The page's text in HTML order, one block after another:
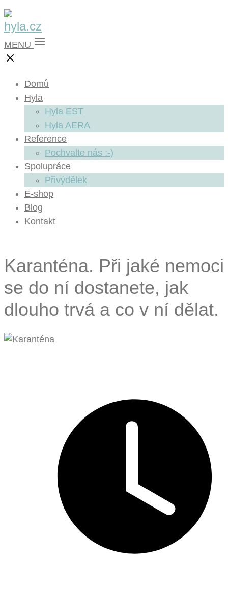
MENU
Domů
Hyla
Hyla EST
Hyla AERA
Reference
Pochvalte nás :-)
Spolupráce
Přivýdělek
E-shop
Blog
Kontakt
Karanténa. Při jaké nemoci
se do ní dostanete, jak
dlouho trvá a co v ní dělat.